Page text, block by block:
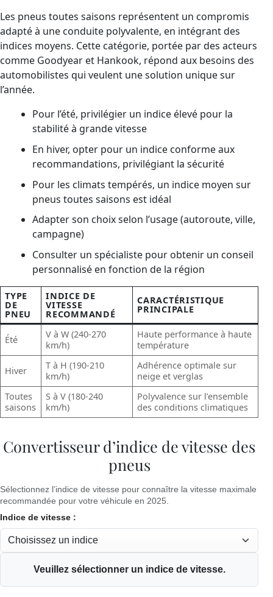
Les pneus toutes saisons représentent un compromis
adapté à une conduite polyvalente, en intégrant des
indices moyens. Cette catégorie, portée par des acteurs
comme Goodyear et Hankook, répond aux besoins des
automobilistes qui veulent une solution unique sur
l’année.
Pour l’été, privilégier un indice élevé pour la
stabilité à grande vitesse
En hiver, opter pour un indice conforme aux
recommandations, privilégiant la sécurité
Pour les climats tempérés, un indice moyen sur
pneus toutes saisons est idéal
Adapter son choix selon l’usage (autoroute, ville,
campagne)
Consulter un spécialiste pour obtenir un conseil
personnalisé en fonction de la région
TYPE
DE
PNEU
INDICE DE
VITESSE
RECOMMANDÉ
CARACTÉRISTIQUE
PRINCIPALE
Été
V à W (240-270
km/h)
Haute performance à haute
température
Hiver
T à H (190-210
km/h)
Adhérence optimale sur
neige et verglas
Toutes
saisons
S à V (180-240
km/h)
Polyvalence sur l’ensemble
des conditions climatiques
Convertisseur d’indice de vitesse des
pneus
Sélectionnez l’indice de vitesse pour connaître la vitesse maximale
recommandée pour votre véhicule en 2025.
Indice de vitesse :
Veuillez sélectionner un indice de vitesse.